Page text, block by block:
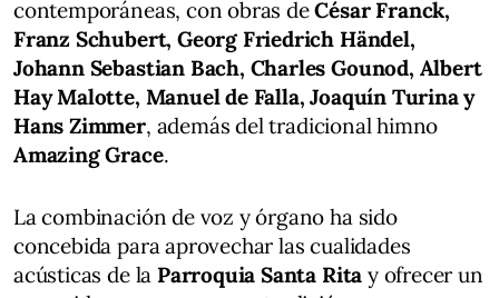
contemporáneas, con obras deCésar Franck,
Franz Schubert, Georg Friedrich Händel,
Johann Sebastian Bach, Charles Gounod, Albert
Hay Malotte, Manuel de Falla, Joaquín Turina y
Hans Zimmer, además del tradicional himno
Amazing Grace.
La combinación de voz y órgano ha sido
concebida para aprovechar las cualidades
acústicas de la Parroquia Santa Rita y ofrecer un